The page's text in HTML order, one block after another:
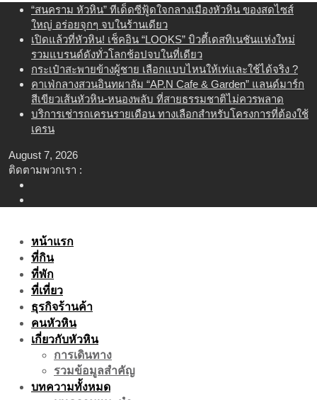
content
“สนคราม หัวหิน” ทีเด็ดซีฟู้ดใจกลางเมืองหัวหิน ของสดไซส์
ใหญ่ อร่อยจุกๆ จบในร้านเดียว
เปิดแล้วที่หัวหิน! เช็คอิน “LOOKS” บิวตี้เดสทิเนชันแห่งใหม่
รวมแบรนด์ดังทั่วโลกช้อปจบในที่เดียว
กระเป๋าสะพายข้างผู้ชาย เลือกแบบไหนให้เท่และใช้ได้จริง ?
คาเฟ่กลางสวนอินทผาลัม “AP.N Cafe & Garden” แลนด์มาร์ก
สีเขียวเส้นหัวหิน-หนองพลับ ที่สายธรรมชาติไม่ควรพลาด
บริการเช่ารถเครนรายเดือน ทางเลือกสำหรับโครงการที่ต้องใช้
เครน
August 7, 2026
ติดตามพวกเรา :
หน้าแรก
ที่กิน
ที่พัก
ที่เที่ยว
ธุรกิจร้านค้า
คนหัวหิน
เกี่ยวกับหัวหิน
การเดินทาง
รวมข้อมูลสำคัญ
บทความทั้งหมด